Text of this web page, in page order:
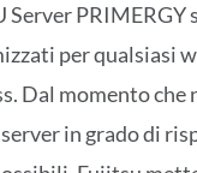
Server PRIMERGY
per qualsiasi
Dal momento che
in grado di